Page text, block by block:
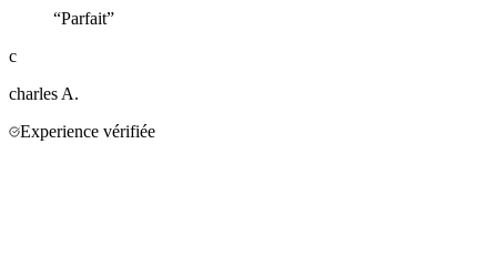
“Parfait”
c
charles A.
Experience vérifiée